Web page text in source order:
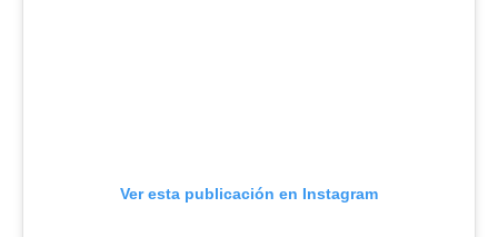
Ver esta publicación en Instagram